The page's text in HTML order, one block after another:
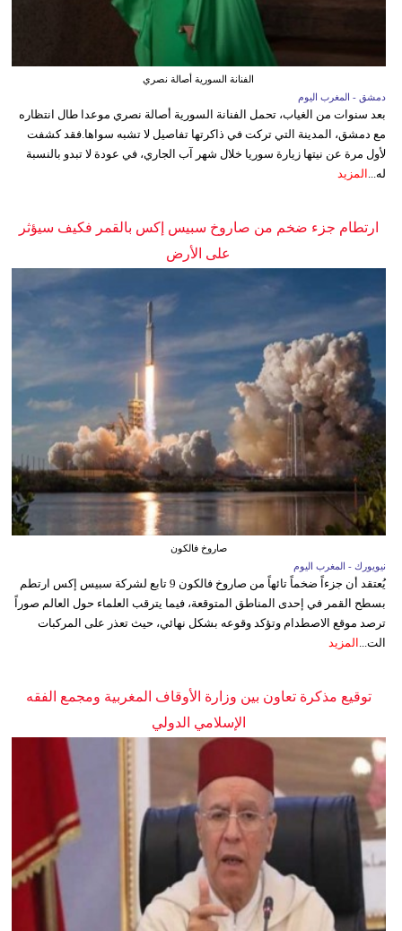
الفنانة السورية أصالة نصري
دمشق - المغرب اليوم
بعد سنوات من الغياب، تحمل الفنانة السورية أصالة نصري موعدا طال انتظاره
مع دمشق، المدينة التي تركت في ذاكرتها تفاصيل لا تشبه سواها.فقد كشفت
لأول مرة عن نيتها زيارة سوريا خلال شهر آب الجاري، في عودة لا تبدو بالنسبة
له... المزيد
ارتطام جزء ضخم من صاروخ سبيس إكس بالقمر فكيف سيؤثر
على الأرض
صاروخ فالكون
نيويورك - المغرب اليوم
يُعتقد أن جزءاً ضخماً تائهاً من صاروخ فالكون 9 تابع لشركة سبيس إكس ارتطم
بسطح القمر في إحدى المناطق المتوقعة، فيما يترقب العلماء حول العالم صوراً
ترصد موقع الاصطدام وتؤكد وقوعه بشكل نهائي، حيث تعذر على المركبات
الت...
المزيد
توقيع مذكرة تعاون بين وزارة الأوقاف المغربية ومجمع الفقه
الإسلامي الدولي